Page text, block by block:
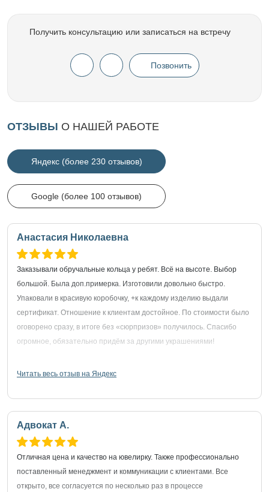
Получить консультацию или записаться на встречу
Позвонить
ОТЗЫВЫ О НАШЕЙ РАБОТЕ
Яндекс (более 230 отзывов)
Google (более 100 отзывов)
Анастасия Николаевна
Заказывали обручальные кольца у ребят. Всё на высоте. Выбор
большой. Была доп.примерка. Изготовили довольно быстро.
Упаковали в красивую коробочку, +к каждому изделию выдали
сертификат. Отношение к клиентам достойное. По стоимости было
оговорено сразу, в итоге без «сюрпризов» получилось. Спасибо
огромное, обязательно придём за другими украшениями!
Читать весь отзыв на Яндекс
Адвокат А.
Отличная цена и качество на ювелирку. Также профессионально
поставленный менеджмент и коммуникации с клиентами. Все
открыто, все согласуется по несколько раз в процессе